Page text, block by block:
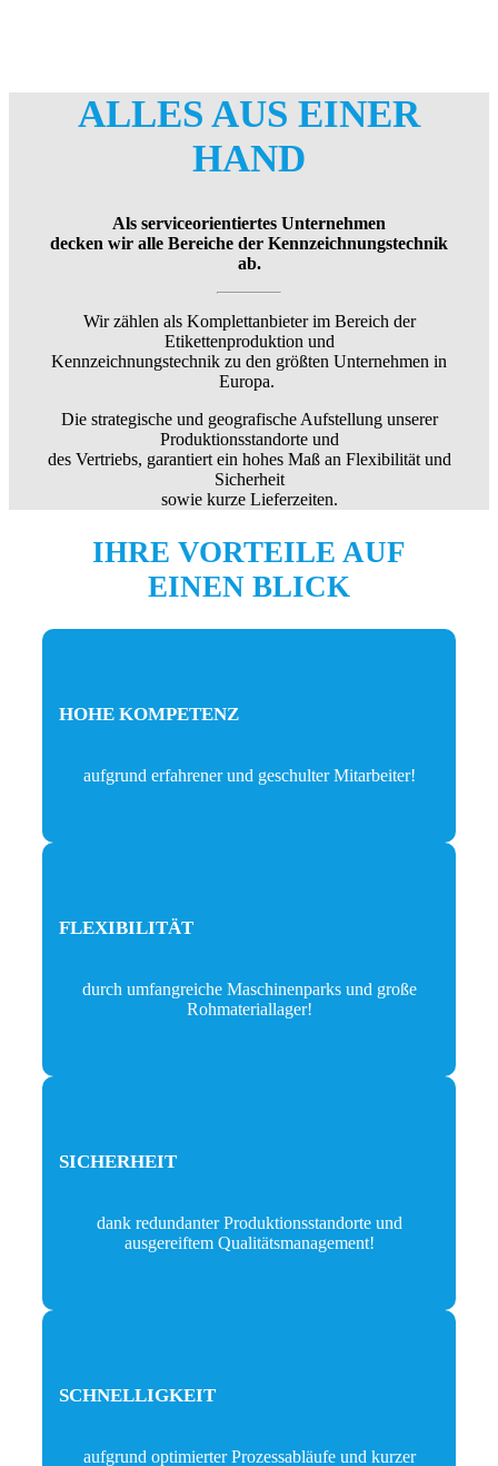
ALLES AUS EINER
HAND
Als serviceorientiertes Unternehmen
decken wir alle Bereiche der Kennzeichnungstechnik
ab.
Wir zählen als Komplettanbieter im Bereich der
Etikettenproduktion und
Kennzeichnungstechnik zu den größten Unternehmen in
Europa.
Die strategische und geografische Aufstellung unserer
Produktionsstandorte und
des Vertriebs, garantiert ein hohes Maß an Flexibilität und
Sicherheit
sowie kurze Lieferzeiten.
IHRE VORTEILE AUF
EINEN BLICK
HOHE KOMPETENZ
aufgrund erfahrener und geschulter Mitarbeiter!
FLEXIBILITÄT
durch umfangreiche Maschinenparks und große
Rohmateriallager!
SICHERHEIT
dank redundanter Produktionsstandorte und
ausgereiftem Qualitätsmanagement!
SCHNELLIGKEIT
aufgrund optimierter Prozessabläufe und kurzer